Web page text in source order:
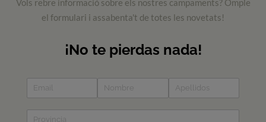
Vols rebre informació sobre els nostres campaments? Omple
el formulari i assabenta't de totes les novetats!